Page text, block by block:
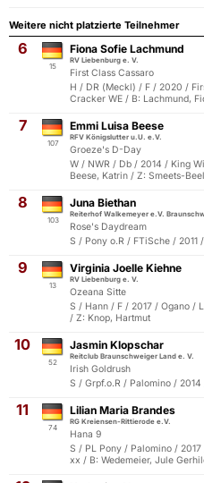
Weitere nicht platzierte Teilnehmer
6
15
Fiona Sofie Lachmund
RV Liebenburg e. V.
First Class Cassaro
H / DR (Meckl) / F / 2020 /
Cracker WE / B: Lachmund,
7
107
Emmi Luisa Beese
RFV Königslutter u.U. e.V.
Groeze's D-Day
W / NWR / Db / 2014 / King
Beese, Katrin / Z: Smeets-
8
103
Juna Biethan
Reiterhof Walkemeyer e.V.
Rose's Daydream
S / Pony o.R / FTiSche / 2011
9
13
Virginia Joelle Kiehne
RV Liebenburg e. V.
Ozeana Sitte
S / Hann / F / 2017 / Ogano /
/ Z: Knop, Hartmut
10
52
Jasmin Klopschar
Reitclub Braunschweiger Land e. V.
Irish Goldrush
S / Grpf.o.R / Palomino /
11
74
Lilian Maria Brandes
RG Kreiensen-Rittierode e.V.
Hana 9
S / PL Pony / Palomino /
xx / B: Wedemeier, Jule